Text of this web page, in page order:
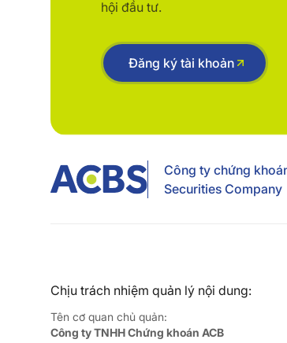
hội đầu tư.
Đăng ký tài khoản
Công ty chứng
Securities Company
Chịu trách nhiệm quản lý nội dung:
Tên cơ quan chủ quản:
Công ty TNHH Chứng khoán ACB